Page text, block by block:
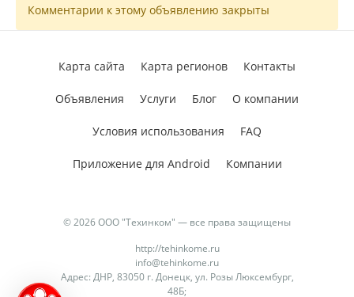
Комментарии к этому объявлению закрыты
© 2026 ООО "Техинком" — все права защищены
http://tehinkome.ru
info@tehinkome.ru
Адрес: ДНР, 83050 г. Донецк, ул. Розы Люксембург,
48Б;
Карта сайта Карта регионов Контакты
Объявления Услуги Блог О компании
Условия использования FAQ
Приложение для Android Компании